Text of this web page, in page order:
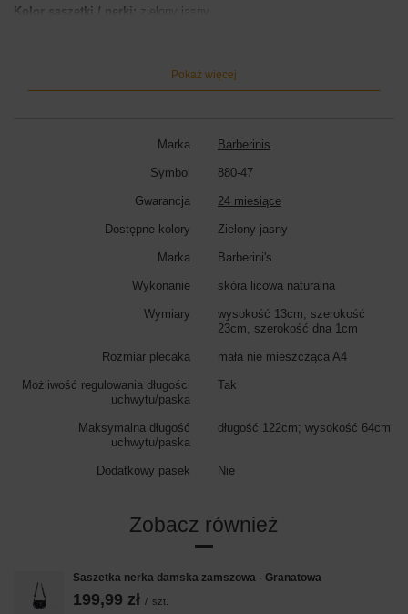
Kolor saszetki / nerki: zielony jasny
Pokaż więcej
Marka Barberinis
Symbol 880-47
Gwarancja 24 miesiące
Dostępne kolory Zielony jasny
Marka Barberini's
Wykonanie skóra licowa naturalna
Wymiary
wysokość 13cm, szerokość
23cm, szerokość dna 1cm
Rozmiar plecaka mała nie mieszcząca A4
Możliwość regulowania długości
uchwytu/paska
Tak
Maksymalna długość
uchwytu/paska
długość 122cm; wysokość 64cm
Dodatkowy pasek Nie
Zobacz również
Saszetka nerka damska zamszowa - Granatowa
199,99 zł / szt.